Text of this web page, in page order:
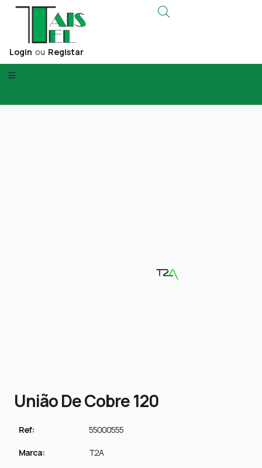
Login ou Registar
União De Cobre 120
Ref: 55000555
Marca: T2A